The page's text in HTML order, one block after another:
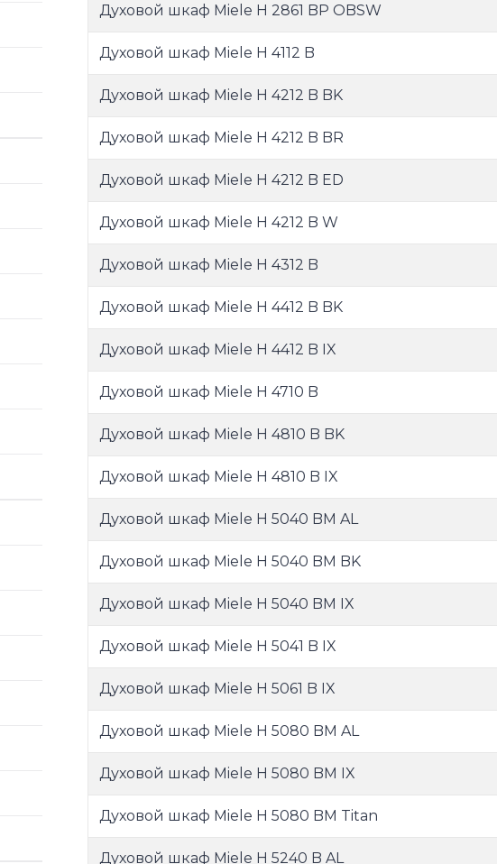
Духовой шкаф Miele H 2861 BP OBSW
Духовой шкаф Miele H 4112 B
Духовой шкаф Miele H 4212 B BK
Духовой шкаф Miele H 4212 B BR
Духовой шкаф Miele H 4212 B ED
Духовой шкаф Miele H 4212 B W
Духовой шкаф Miele H 4312 B
Духовой шкаф Miele H 4412 B BK
Духовой шкаф Miele H 4412 B IX
Духовой шкаф Miele H 4710 B
Духовой шкаф Miele H 4810 B BK
Духовой шкаф Miele H 4810 B IX
Духовой шкаф Miele H 5040 BM AL
Духовой шкаф Miele H 5040 BM BK
Духовой шкаф Miele H 5040 BM IX
Духовой шкаф Miele H 5041 B IX
Духовой шкаф Miele H 5061 B IX
Духовой шкаф Miele H 5080 BM AL
Духовой шкаф Miele H 5080 BM IX
Духовой шкаф Miele H 5080 BM Titan
Духовой шкаф Miele H 5240 B AL